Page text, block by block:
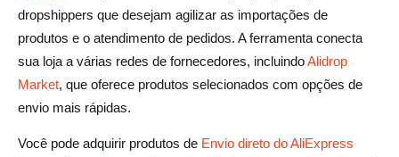
dropshippers que desejam agilizar as importações de
produtos e o atendimento de pedidos. A ferramenta conecta
sua loja a várias redes de fornecedores, incluindoAlidrop
Market, que oferece produtos selecionados com opções de
envio mais rápidas.
Você pode adquirir produtos de Envio direto do AliExpress